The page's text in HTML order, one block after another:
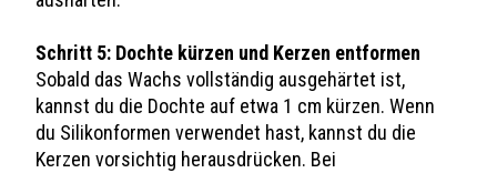
Schritt 5: Dochte kürzen und Kerzen entformen
Sobald das Wachs vollständig ausgehärtet ist,
kannst du die Dochte auf etwa 1 cm kürzen. Wenn
du Silikonformen verwendet hast, kannst du die
Kerzen vorsichtig herausdrücken. Bei